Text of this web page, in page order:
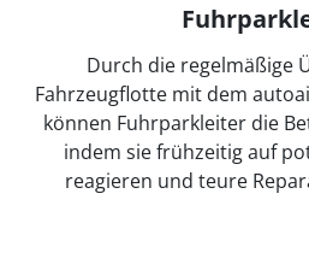
Durch die regelmäßige
Fahrzeugflotte mit dem
können Fuhrparkleiter die
indem sie frühzeitig auf
reagieren und teure